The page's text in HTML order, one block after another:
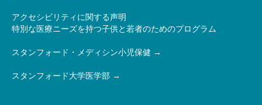
アクセシビリティに関する声明
特別な医療ニーズを持つ子供と若者のためのプログラム
スタンフォード・メディシン小児保健
スタンフォード大学医学部